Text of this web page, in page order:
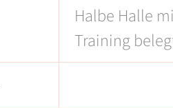
Halbe Halle
Training